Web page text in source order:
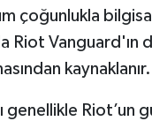
çoğunlukla
Riot Vanguard'ın
kaynaklanır.
genellikle Riot’un